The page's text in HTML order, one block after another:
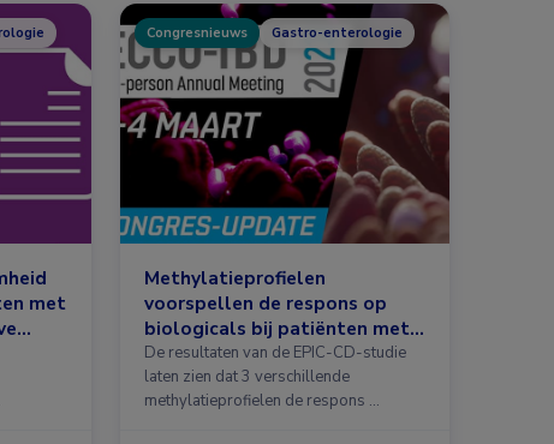
met
Congresnieuws Gastro-enterologie
Methylatieprofielen
voorspellen de respons op
biologicals bij patiënten met
de ziekte van Crohn
De resultaten van de EPIC-CD-studie
laten zien dat 3 verschillende
methylatieprofielen de respons …